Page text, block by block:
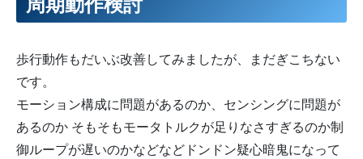
周期動作検討
歩行動作もだいぶ改善してみましたが、まだぎこちない
です。
モーション構成に問題があるのか、センシングに問題が
あるのか そもそもモータトルクが足りなさすぎるのか制
御ループが遅いのかなどなどドンドン疑心暗鬼になって